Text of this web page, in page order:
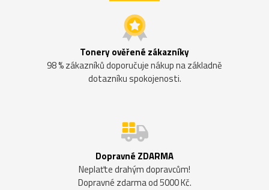
Tonery ověřené zákazníky
98 % zákazníků doporučuje nákup na základně
dotazníku spokojenosti.
Dopravné ZDARMA
Neplaťte drahým dopravcům!
Dopravné zdarma od 5000 Kč.